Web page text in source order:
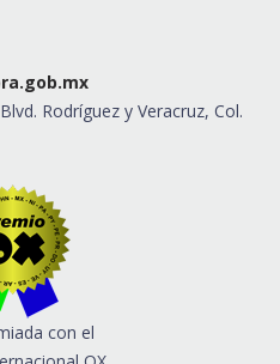
Rodríguez y Veracruz, Col.
con el